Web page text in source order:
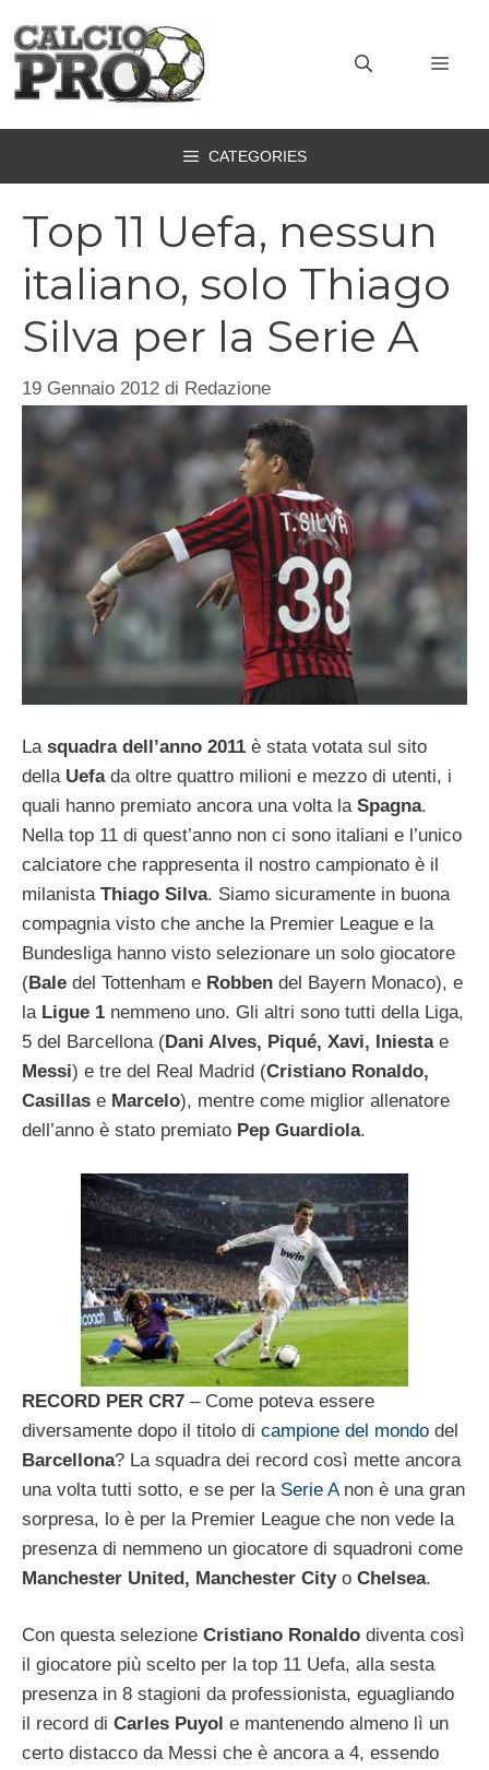
contenuto
CATEGORIES
Top 11 Uefa, nessun
italiano, solo Thiago
Silva per la Serie A
19 Gennaio 2012 di Redazione
La squadra dell’anno 2011 è stata votata sul sito
della Uefada oltre quattro milioni e mezzo di utenti, i
quali hanno premiato ancora una volta la Spagna.
Nella top 11 di quest’anno non ci sono italiani e l’unico
calciatore che rappresenta il nostro campionato è il
milanista Thiago Silva. Siamo sicuramente in buona
compagnia visto che anche la Premier League e la
Bundesliga hanno visto selezionare un solo giocatore
(Bale del Tottenham e Robben del Bayern Monaco), e
la Ligue 1 nemmeno uno. Gli altri sono tutti della Liga,
5 del Barcellona (Dani Alves, Piqué, Xavi, Iniestae
Messi) e tre del Real Madrid (Cristiano Ronaldo,
Casillas e Marcelo), mentre come miglior allenatore
dell’anno è stato premiato Pep Guardiola.
RECORD PER CR7 – Come poteva essere
diversamente dopo il titolo di campione del mondo del
Barcellona? La squadra dei record così mette ancora
una volta tutti sotto, e se per la Serie Anon è una gran
sorpresa, lo è per la Premier League che non vede la
presenza di nemmeno un giocatore di squadroni come
Manchester United, Manchester Cityo Chelsea.
Con questa selezione Cristiano Ronaldo diventa così
il giocatore più scelto per la top 11 Uefa, alla sesta
presenza in 8 stagioni da professionista, eguagliando
il record di Carles Puyol e mantenendo almeno lì un
certo distacco da Messi che è ancora a 4, essendo